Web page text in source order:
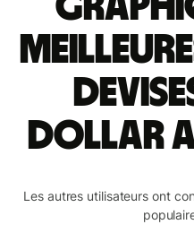
dollar
Les autres utilisateurs ont